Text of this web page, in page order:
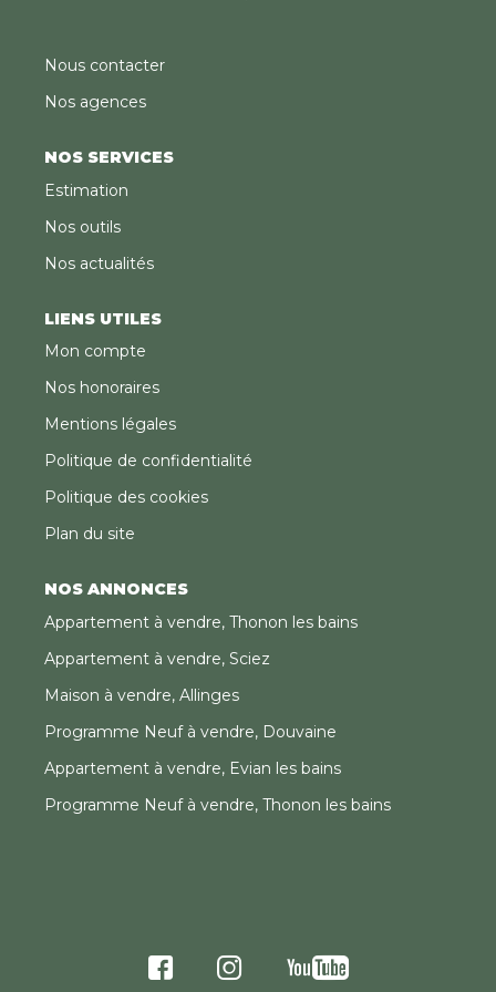
Nous contacter
Nos agences
NOS SERVICES
Estimation
Nos outils
Nos actualités
LIENS UTILES
Mon compte
Nos honoraires
Mentions légales
Politique de confidentialité
Politique des cookies
Plan du site
NOS ANNONCES
Appartement à vendre, Thonon les bains
Appartement à vendre, Sciez
Maison à vendre, Allinges
Programme Neuf à vendre, Douvaine
Appartement à vendre, Evian les bains
Programme Neuf à vendre, Thonon les bains